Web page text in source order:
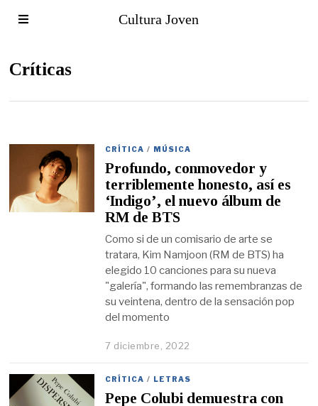
Cultura Joven
Críticas
CRÍTICA / MÚSICA
Profundo, conmovedor y
terriblemente honesto, así es
‘Indigo’, el nuevo álbum de
RM de BTS
Como si de un comisario de arte se
tratara, Kim Namjoon (RM de BTS) ha
elegido 10 canciones para su nueva
"galería", formando las remembranzas de
su veintena, dentro de la sensación pop
del momento
7 diciembre, 2022
CRÍTICA / LETRAS
Pepe Colubi demuestra con